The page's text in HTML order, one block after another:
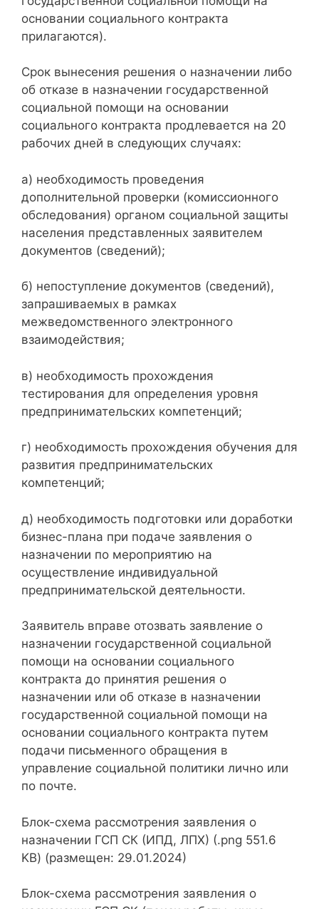
основании социального контракта
прилагаются).
Срок вынесения решения о назначении либо
об отказе в назначении государственной
социальной помощи на основании
социального контракта продлевается на 20
рабочих дней в следующих случаях:
а) необходимость проведения
дополнительной проверки (комиссионного
обследования) органом социальной защиты
населения представленных заявителем
документов (сведений);
б) непоступление документов (сведений),
запрашиваемых в рамках
межведомственного электронного
взаимодействия;
в) необходимость прохождения
тестирования для определения уровня
предпринимательских компетенций;
г) необходимость прохождения обучения для
развития предпринимательских
компетенций;
д) необходимость подготовки или доработки
бизнес-плана при подаче заявления о
назначении по мероприятию на
осуществление индивидуальной
предпринимательской деятельности.
Заявитель вправе отозвать заявление о
назначении государственной социальной
помощи на основании социального
контракта до принятия решения о
назначении или об отказе в назначении
государственной социальной помощи на
основании социального контракта путем
подачи письменного обращения в
управление социальной политики лично или
по почте.
Блок-схема рассмотрения заявления о
назначении ГСП СК (ИПД, ЛПХ) (.png 551.6
KB) (размещен: 29.01.2024)
Блок-схема рассмотрения заявления о